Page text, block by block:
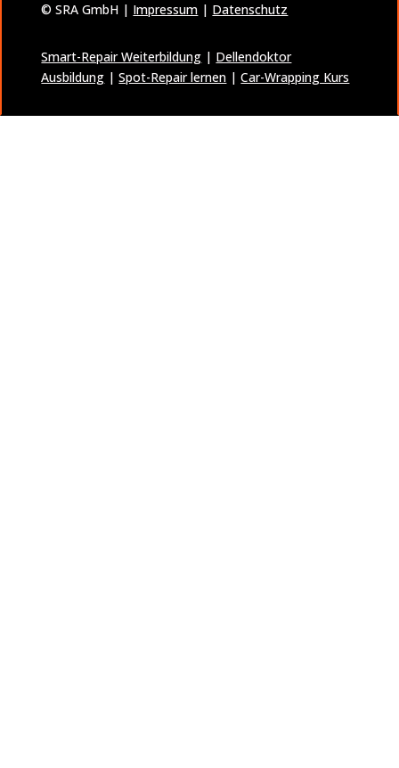
© SRA GmbH | Impressum | Datenschutz
Smart-Repair Weiterbildung | Dellendoktor
Ausbildung |Spot-Repair lernen |Car-Wrapping Kurs